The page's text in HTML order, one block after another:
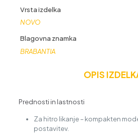
Vrsta izdelka
NOVO
Blagovna znamka
BRABANTIA
OPIS
Prednosti in lastnosti
Za hitro likanje – kompakten
postavitev.